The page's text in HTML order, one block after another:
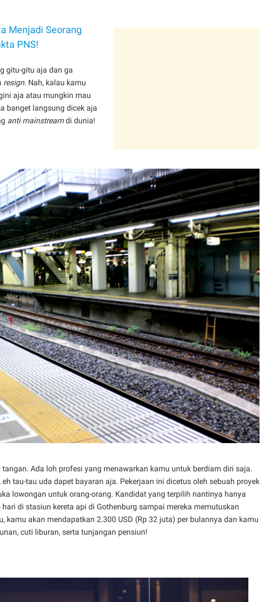
Menjadi Seorang
PNS!
gitu-gitu aja dan ga
resign. Nah, kalau kamu
aja atau mungkin mau
banget langsung dicek aja
anti mainstreamdi dunia!
Ada loh profesi yang menawarkan kamu untuk berdiam diri saja.
tau-tau uda dapet bayaran aja. Pekerjaan ini dicetus oleh sebuah proyek
lowongan untuk orang-orang. Kandidat yang terpilih nantinya hanya
di stasiun kereta api di Gothenburg sampai mereka memutuskan
kamu akan mendapatkan 2.300 USD (Rp 32 juta) per bulannya dan kamu
cuti liburan, serta tunjangan pensiun!